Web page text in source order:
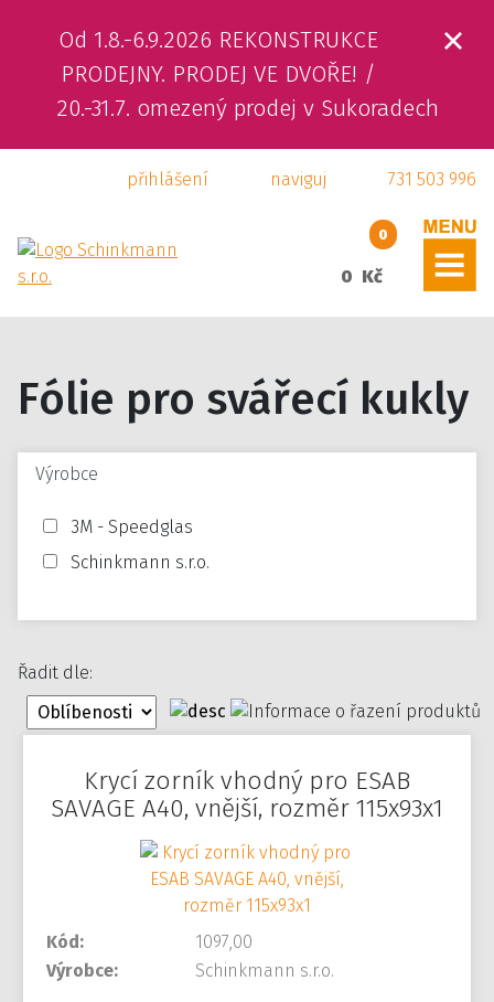
Od 1.8.-6.9.2026 REKONSTRUKCE
PRODEJNY. PRODEJ VE DVOŘE! /
20.-31.7. omezený prodej v Sukoradech
731 503 996
naviguj
přihlášení
0
0 Kč
ÚVOD
O NÁS
PRODUKTY
KONTAKTY
E-SHOP
Fólie pro svářecí kukly
Výrobce
3M - Speedglas
Schinkmann s.r.o.
Řadit dle:
Krycí zorník vhodný pro ESAB
SAVAGE A40, vnější, rozměr 115x93x1
Kód:
1097,00
Výrobce:
Schinkmann s.r.o.